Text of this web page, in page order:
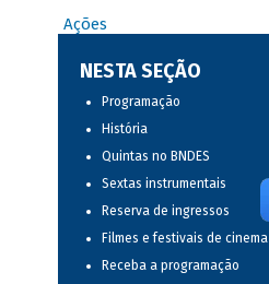
Ações
NESTA SEÇÃO
Programação
História
Quintas no BNDES
Sextas instrumentais
Reserva de ingressos
Filmes e festivais de cinema
Receba a programação